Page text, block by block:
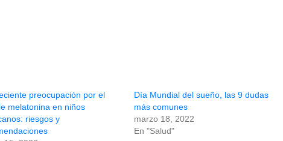
preocupación por el
melatonina en niños
riesgos y
Día Mundial del sueño, las 9 dudas
más comunes
marzo 18, 2022
En "Salud"